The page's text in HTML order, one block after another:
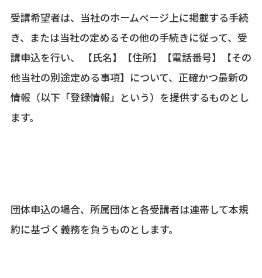
受講希望者は、当社のホームページ上に掲載する手続
き、または当社の定めるその他の手続きに従って、受
講申込を行い、 【氏名】【住所】【電話番号】【その
他当社の別途定める事項】について、正確かつ最新の
情報（以下「登録情報」という）を提供するものとし
ます。
団体申込の場合、所属団体と各受講者は連帯して本規
約に基づく義務を負うものとします。